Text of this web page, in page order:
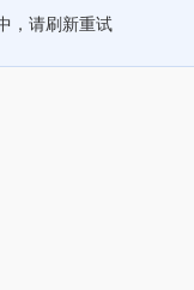
，请刷新重试